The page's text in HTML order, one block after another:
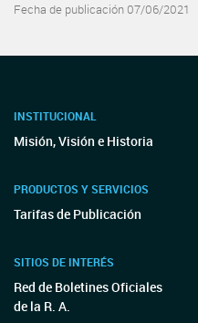
Fecha de publicación 07/06/2021
INSTITUCIONAL
Misión, Visión e Historia
PRODUCTOS Y SERVICIOS
Tarifas de Publicación
SITIOS DE INTERÉS
Red de Boletines Oficiales
de la R. A.